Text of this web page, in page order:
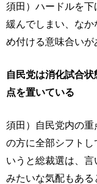
須田）ハードルを
緩んでしまい、な
め付ける意味合いが
自民党は消化試合
点を置いている
須田）自民党内の
の方に全部シフト
いうと総裁選は、
みたいな気配もある